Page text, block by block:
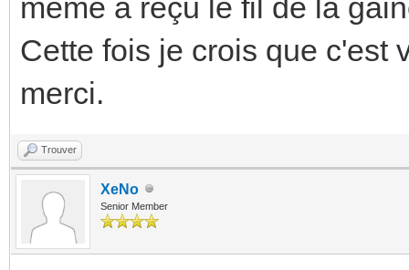
même à reçu le fil de la
Cette fois je crois que c'est
merci.
Trouver
XeNo
Senior Member